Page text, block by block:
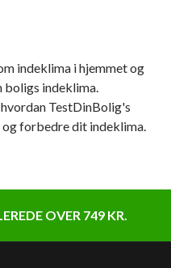
indeklima i hjemmet og
boligs indeklima.
TestDinBolig's
forbedre dit indeklima.
OVER 749 KR.